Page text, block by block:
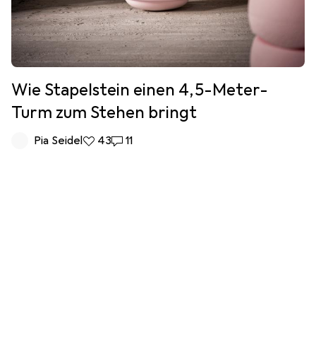
Wie Stapelstein einen 4,5-Meter-
Turm zum Stehen bringt
Pia Seidel43 Likes
4311 Kommentare
11